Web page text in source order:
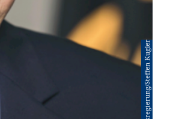
© Bundesregierung/Steffen Kugler